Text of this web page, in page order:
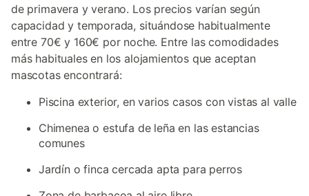
de primavera y verano. Los precios varían según
capacidad y temporada, situándose habitualmente
entre 70€ y 160€ por noche. Entre las comodidades
más habituales en los alojamientos que aceptan
mascotas encontrará:
Piscina exterior, en varios casos con vistas al valle
Chimenea o estufa de leña en las estancias
comunes
Jardín o finca cercada apta para perros